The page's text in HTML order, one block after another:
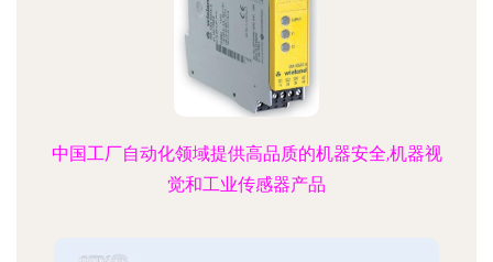
中国工厂自动化领域提供高品质的机器安全,机器视
觉和工业传感器产品